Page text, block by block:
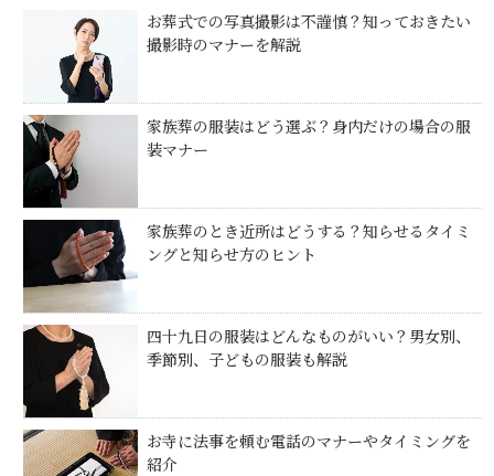
お葬式での写真撮影は不謹慎？知っておきたい
撮影時のマナーを解説
家族葬の服装はどう選ぶ？身内だけの場合の服
装マナー
家族葬のとき近所はどうする？知らせるタイミ
ングと知らせ方のヒント
四十九日の服装はどんなものがいい？男女別、
季節別、子どもの服装も解説
お寺に法事を頼む電話のマナーやタイミングを
紹介